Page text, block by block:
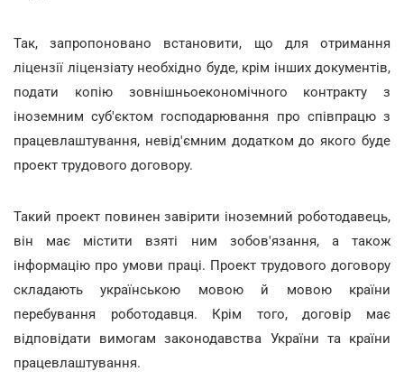
Так, запропоновано встановити, що для отримання
ліцензії ліцензіату необхідно буде, крім інших документів,
подати копію зовнішньоекономічного контракту з
іноземним суб'єктом господарювання про співпрацю з
працевлаштування, невід'ємним додатком до якого буде
проект трудового договору.
Такий проект повинен завірити іноземний роботодавець,
він має містити взяті ним зобов'язання, а також
інформацію про умови праці. Проект трудового договору
складають українською мовою й мовою країни
перебування роботодавця. Крім того, договір має
відповідати вимогам законодавства України та країни
працевлаштування.